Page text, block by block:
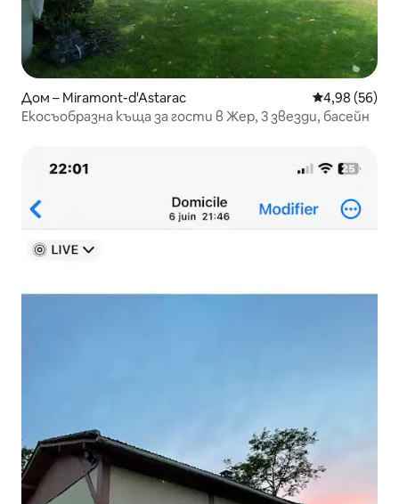
Дом – Miramont-d'Astarac Средна
4,98 (56)
Екосъобразна къща за гости в Жер, 3 звезди, басейн